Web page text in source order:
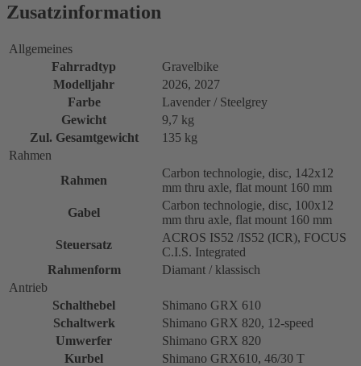
Zusatzinformation
Allgemeines
Fahrradtyp
Gravelbike
Modelljahr
2026, 2027
Farbe
Lavender / Steelgrey
Gewicht
9,7 kg
Zul. Gesamtgewicht
135 kg
Rahmen
Rahmen
Carbon technologie, disc, 142x12
mm thru axle, flat mount 160 mm
Gabel
Carbon technologie, disc, 100x12
mm thru axle, flat mount 160 mm
Steuersatz
ACROS IS52 /IS52 (ICR), FOCUS
C.I.S. Integrated
Rahmenform
Diamant / klassisch
Antrieb
Schalthebel
Shimano GRX 610
Schaltwerk
Shimano GRX 820, 12-speed
Umwerfer
Shimano GRX 820
Kurbel
Shimano GRX610, 46/30 T